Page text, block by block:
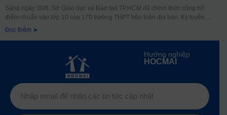
Sáng ngày 30/6, Sở Giáo dục và Đào tạo TP.HCM đã chính thức công bố
điểm chuẩn vào lớp 10 của 170 trường THPT trên toàn địa bàn. Kỳ tuyển
Đọc thêm ➤
Hướng nghiệp
HOCMAI